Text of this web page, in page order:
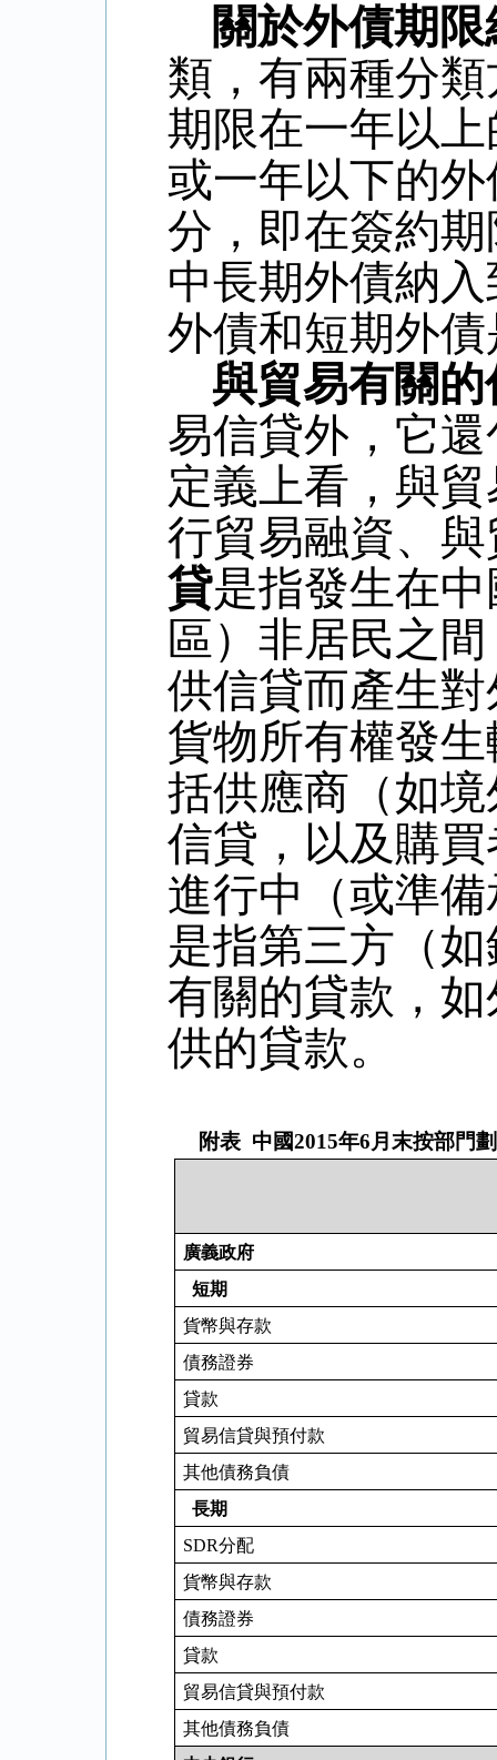
關於外債期
類，有兩種分
期限在一年以
或一年以下的
分，即在簽約
中長期外債納
外債和短期外
與貿易有關的
易信貸外，它
定義上看，與
行貿易融資、
貸是指發生在
區）非居民之
供信貸而產生
貨物所有權發
括供應商（如
信貸，以及購
進行中（或準
是指第三方（
有關的貸款，
供的貸款。
附表 中國2015年6月末按部門
廣義政府
短期
貨幣與存款
債務證券
貸款
貿易信貸與預付款
其他債務負債
長期
SDR分配
貨幣與存款
債務證券
貸款
貿易信貸與預付款
其他債務負債